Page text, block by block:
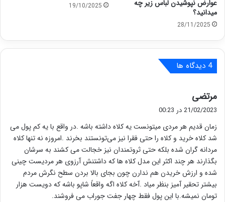
عوارض نپوشیدن لباس زیر چه
میدانید؟
28/11/2025
19/10/2025
‫4 دیدگاه ها
مرتضی
ف
:
21/02/2023 در 00:23
زمان قدیم هر مردی میتونست یه کلاه داشته باشه .در واقع با یه کم پول می
شد کلاه خرید و کلاه را حتی فقرا نیز می‌تونستند بخرند .امروزه نه تنها کلاه
مردانه گران شده بلکه حتی ثروتمندان نیز خجالت می کشند به سرشان
بگذارند هر چند اکثر این مدل کلاه ها که داشتنش آرزوی هر مردیست چینی
شده و ارزش خریدن هم ندارن چون بجای بالا بردن سطح نگرش مردم
بیشتر تحقیر آمیز بنظر میاد .آخه کلاه اگه واقعاً شاپو باشه که دویست هزار
تومان نمیشه.با این پول فقط چهار جفت جوراب می فروشند.